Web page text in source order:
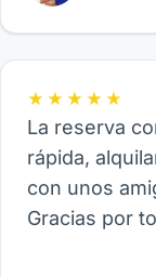
★★★★★
La reserva
rápida,
con unos
Gracias por